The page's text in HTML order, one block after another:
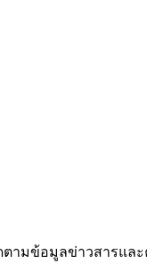
ตามข้อมูลข่าวสารแล